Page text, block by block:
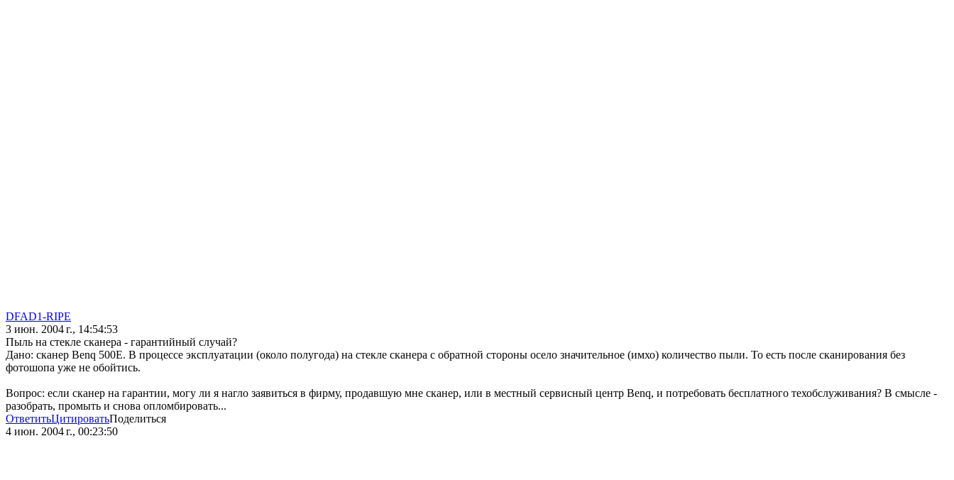
DFAD1-RIPE
3 июн. 2004 г., 14:54:53
Пыль на стекле сканера - гарантийный случай?
Дано: сканер Benq 500E. В процессе эксплуатации (около полугода) на стекле сканера с обратной стороны осело значительное (имхо) количество пыли. То есть после сканирования без
фотошопа уже не обойтись.
Вопрос: если сканер на гарантии, могу ли я нагло заявиться в фирму, продавшую мне сканер, или в местный сервисный центр Benq, и потребовать бесплатного техобслуживания? В смысле -
разобрать, промыть и снова опломбировать...
ОтветитьЦитироватьПоделиться
4 июн. 2004 г., 00:23:50